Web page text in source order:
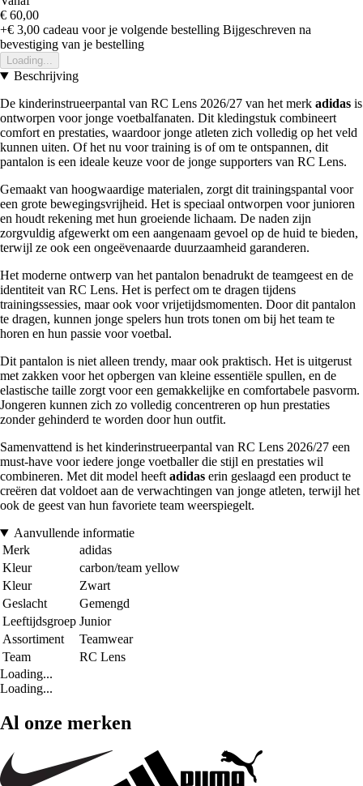
€ 60,00
+€ 3,00 cadeau voor je volgende bestelling Bijgeschreven na
bevestiging van je bestelling
Loading...
Beschrijving
De kinderinstrueerpantal van RC Lens 2026/27 van het merk adidas is
ontworpen voor jonge voetbalfanaten. Dit kledingstuk combineert
comfort en prestaties, waardoor jonge atleten zich volledig op het veld
kunnen uiten. Of het nu voor training is of om te ontspannen, dit
pantalon is een ideale keuze voor de jonge supporters van RC Lens.
Gemaakt van hoogwaardige materialen, zorgt dit trainingspantal voor
een grote bewegingsvrijheid. Het is speciaal ontworpen voor junioren
en houdt rekening met hun groeiende lichaam. De naden zijn
zorgvuldig afgewerkt om een aangenaam gevoel op de huid te bieden,
terwijl ze ook een ongeëvenaarde duurzaamheid garanderen.
Het moderne ontwerp van het pantalon benadrukt de teamgeest en de
identiteit van RC Lens. Het is perfect om te dragen tijdens
trainingssessies, maar ook voor vrijetijdsmomenten. Door dit pantalon
te dragen, kunnen jonge spelers hun trots tonen om bij het team te
horen en hun passie voor voetbal.
Dit pantalon is niet alleen trendy, maar ook praktisch. Het is uitgerust
met zakken voor het opbergen van kleine essentiële spullen, en de
elastische taille zorgt voor een gemakkelijke en comfortabele pasvorm.
Jongeren kunnen zich zo volledig concentreren op hun prestaties
zonder gehinderd te worden door hun outfit.
Samenvattend is het kinderinstrueerpantal van RC Lens 2026/27 een
must-have voor iedere jonge voetballer die stijl en prestaties wil
combineren. Met dit model heeft adidas erin geslaagd een product te
creëren dat voldoet aan de verwachtingen van jonge atleten, terwijl het
ook de geest van hun favoriete team weerspiegelt.
Aanvullende informatie
Merk
adidas
Kleur
carbon/team yellow
Kleur
Zwart
Geslacht
Gemengd
Leeftijdsgroep Junior
Assortiment
Teamwear
Team
RC Lens
Loading...
Loading...
Al onze merken